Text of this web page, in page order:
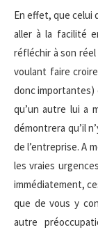
En effet, que celui
aller à la facilité
réfléchir à son réel
voulant faire
donc importantes)
qu’un autre lui a
démontrera qu’il
de l’entreprise. A
les vraies
immédiatement,
que de vous y
autre